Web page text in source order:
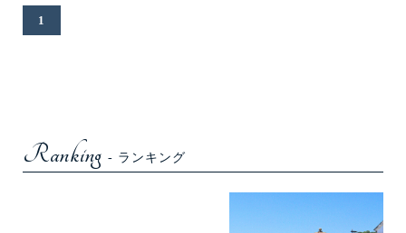
1
Ranking - ランキング